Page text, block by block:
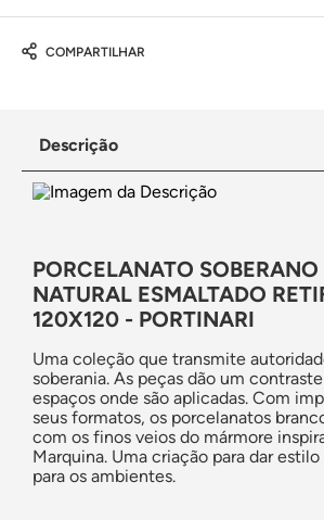
COMPARTILHAR
Descrição
PORCELANATO
NATURAL ESMALTADO
120X120 - PORTINARI
Uma coleção que transmite
soberania. As peças dão um
espaços onde são aplicadas. Com
seus formatos, os porcelanatos
com os finos veios do mármore
Marquina. Uma criação para dar
para os ambientes.